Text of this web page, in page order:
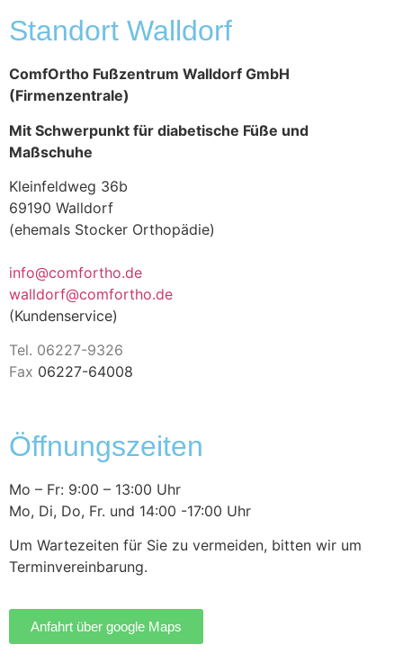
Standort Walldorf
ComfOrtho Fußzentrum Walldorf GmbH
(Firmenzentrale)
Mit Schwerpunkt für diabetische Füße und
Maßschuhe
Kleinfeldweg 36b
69190 Walldorf
(ehemals Stocker Orthopädie)
info@comfortho.de
walldorf@comfortho.de
(Kundenservice)
Tel. 06227-9326
Fax 06227-64008
Öffnungszeiten
Mo – Fr: 9:00 – 13:00 Uhr
Mo, Di, Do, Fr. und 14:00 -17:00 Uhr
Um Wartezeiten für Sie zu vermeiden, bitten wir um
Terminvereinbarung.
Anfahrt über google Maps